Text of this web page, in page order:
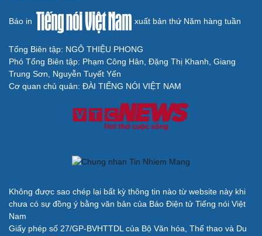
Săn Tour
check-in
Đọc truyện đêm khuya
Hạt giống tâm hồn
Báo in xuất bản thứ Năm hàng tuần
Tổng Biên tập: NGÔ THIỆU PHONG
Phó Tổng Biên tập: Phạm Công Hân, Đặng Thị Khanh, Giang
Trung Sơn, Nguyễn Tuyết Yến
Cơ quan chủ quản: ĐÀI TIẾNG NÓI VIỆT NAM
Không được sao chép lại bất kỳ thông tin nào từ website này khi
chưa có sự đồng ý bằng văn bản của Báo Điện tử Tiếng nói Việt
Nam
Giấy phép số 27/GP-BVHTTDL của Bộ Văn hóa, Thể thao và Du